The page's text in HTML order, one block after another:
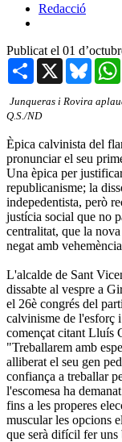
Redacció
Publicat el 01
Share X
Junqueras i Rovira
Q.S./ND
Èpica calvinista del
pronunciar el seu
Una èpica per
republicanisme; la
indepedentista, però
justícia social que no
centralitat, que la
negat amb
L'alcalde de Sant
dissabte al vespre a
el 26è congrés del
calvinisme de l'esforç
començat citant Lluís
"Treballarem amb
alliberat el seu gen
confiança a treballar
l'escomesa ha
fins a les properes
muscular les opcions
que serà difícil fer uns